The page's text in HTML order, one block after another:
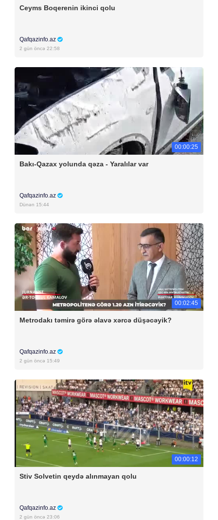
Ceyms Boqerenin ikinci qolu
Qafqazinfo.az
2 gün öncə 22:58
00:00:25
Bakı-Qazax yolunda qəza - Yaralılar var
Qafqazinfo.az
Dünən 15:44
00:02:45
Metrodakı təmirə görə əlavə xərcə düşəcəyik?
Qafqazinfo.az
2 gün öncə 15:49
00:00:12
Stiv Solvetin qeydə alınmayan qolu
Qafqazinfo.az
2 gün öncə 23:06